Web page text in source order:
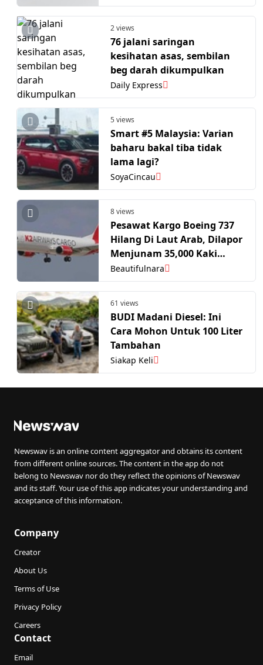
2 views
76 jalani saringan
kesihatan asas, sembilan
beg darah dikumpulkan
Daily Express
5 views
Smart #5 Malaysia: Varian
baharu bakal tiba tidak
lama lagi?
SoyaCincau
8 views
Pesawat Kargo Boeing 737
Hilang Di Laut Arab, Dilapor
Menjunam 35,000 Kaki
Dalam Masa 2 Saat
Beautifulnara
61 views
BUDI Madani Diesel: Ini
Cara Mohon Untuk 100 Liter
Tambahan
Siakap Keli
Newswav is an online content aggregator and obtains its content
from different online sources. The content in the app do not
belong to Newswav nor do they reflect the opinions of Newswav
and its staff. Your use of this app indicates your understanding and
acceptance of this information.
Company
Creator
About Us
Terms of Use
Privacy Policy
Careers
Contact
Email